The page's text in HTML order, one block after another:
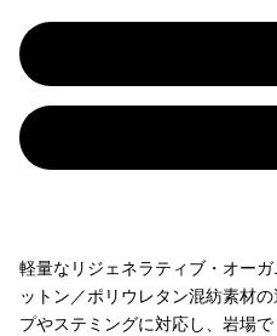
軽量なリジェネラティブ・オー
ットン／ポリウレタン混紡素材
プやステミングに対応し、岩場